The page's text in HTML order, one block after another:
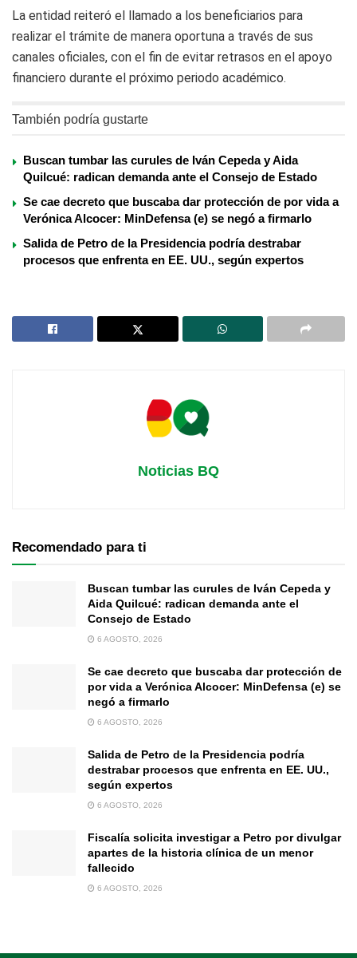
La entidad reiteró el llamado a los beneficiarios para
realizar el trámite de manera oportuna a través de sus
canales oficiales, con el fin de evitar retrasos en el apoyo
financiero durante el próximo periodo académico.
También podría gustarte
Buscan tumbar las curules de Iván Cepeda y Aida
Quilcué: radican demanda ante el Consejo de Estado
Se cae decreto que buscaba dar protección de por vida a
Verónica Alcocer: MinDefensa (e) se negó a firmarlo
Salida de Petro de la Presidencia podría destrabar
procesos que enfrenta en EE. UU., según expertos
Noticias BQ
Recomendado para ti
Buscan tumbar las curules de Iván Cepeda y
Aida Quilcué: radican demanda ante el
Consejo de Estado
6 AGOSTO, 2026
Se cae decreto que buscaba dar protección de
por vida a Verónica Alcocer: MinDefensa (e) se
negó a firmarlo
6 AGOSTO, 2026
Salida de Petro de la Presidencia podría
destrabar procesos que enfrenta en EE. UU.,
según expertos
6 AGOSTO, 2026
Fiscalía solicita investigar a Petro por divulgar
apartes de la historia clínica de un menor
fallecido
6 AGOSTO, 2026